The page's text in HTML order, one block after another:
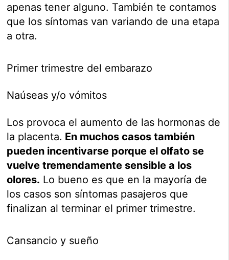
apenas tener alguno. También te contamos
que los síntomas van variando de una etapa
a otra.
Primer trimestre del embarazo
Naúseas y/o vómitos
Los provoca el aumento de las hormonas de
la placenta. En muchos casos también
pueden incentivarse porque el olfato se
vuelve tremendamente sensible a los
olores. Lo bueno es que en la mayoría de
los casos son síntomas pasajeros que
finalizan al terminar el primer trimestre.
Cansancio y sueño